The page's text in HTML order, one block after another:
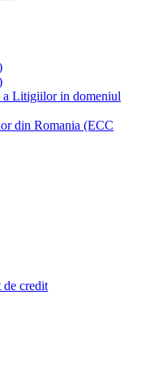
a Litigiilor in domeniul
din Romania (ECC
de credit